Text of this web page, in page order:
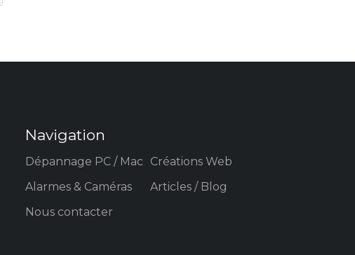
Navigation
Dépannage PC / Mac Créations Web
Alarmes & Caméras
Articles / Blog
Nous contacter